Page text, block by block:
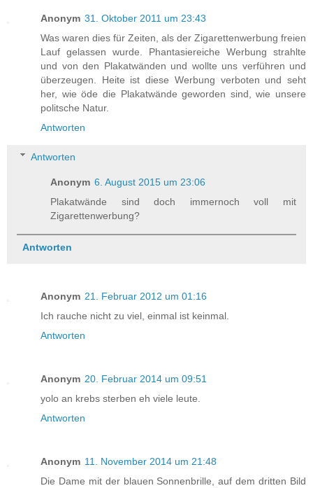
Anonym 31. Oktober 2011 um 23:43
Was waren dies für Zeiten, als der Zigarettenwerbung freien
Lauf gelassen wurde. Phantasiereiche Werbung strahlte
und von den Plakatwänden und wollte uns verführen und
überzeugen. Heite ist diese Werbung verboten und seht
her, wie öde die Plakatwände geworden sind, wie unsere
politsche Natur.
Antworten
Antworten
Anonym 6. August 2015 um 23:06
Plakatwände sind doch immernoch voll mit
Zigarettenwerbung?
Antworten
Anonym 21. Februar 2012 um 01:16
Ich rauche nicht zu viel, einmal ist keinmal.
Antworten
Anonym 20. Februar 2014 um 09:51
yolo an krebs sterben eh viele leute.
Antworten
Anonym 11. November 2014 um 21:48
Die Dame mit der blauen Sonnenbrille, auf dem dritten Bild